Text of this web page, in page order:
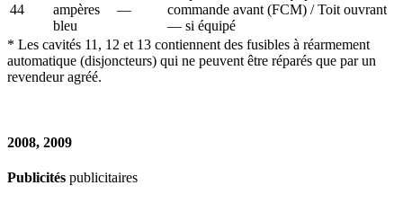
44
ampères
bleu
—
commande avant (FCM) / Toit ouvrant
— si équipé
* Les cavités 11, 12 et 13 contiennent des fusibles à réarmement
automatique (disjoncteurs) qui ne peuvent être réparés que par un
revendeur agréé.
2008, 2009
Publicités publicitaires